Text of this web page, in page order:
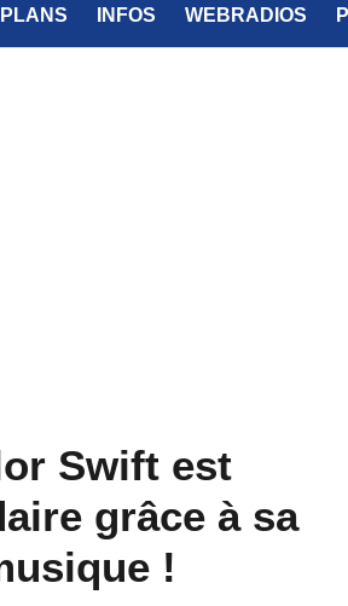
INFOS WEBRADIOS
Swift est
grâce à sa
!